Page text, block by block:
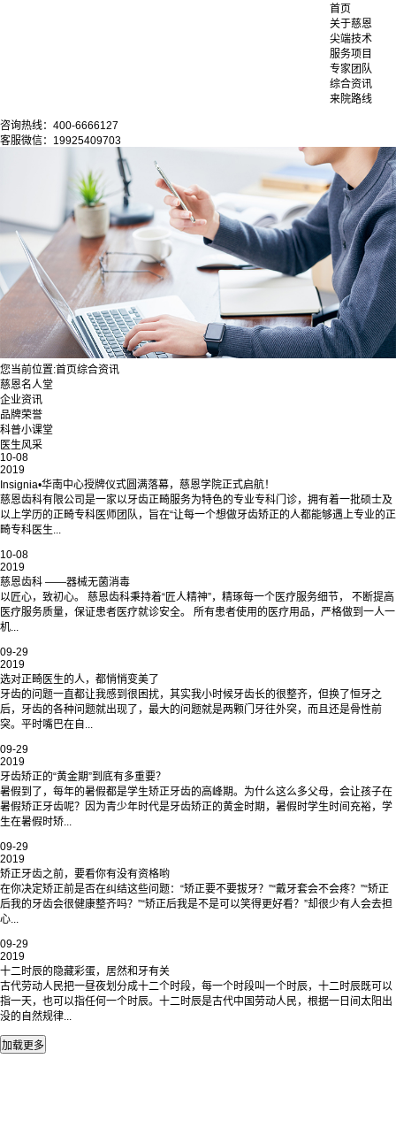
首页
关于慈恩
尖端技术
服务项目
专家团队
综合资讯
来院路线
咨询热线：400-6666127
客服微信：19925409703
您当前位置:首页综合资讯
慈恩名人堂
企业资讯
品牌荣誉
科普小课堂
医生风采
10-08
2019
Insignia•华南中心授牌仪式圆满落幕，慈恩学院正式启航！
慈恩齿科有限公司是一家以牙齿正畸服务为特色的专业专科门诊，拥有着一批硕士及
以上学历的正畸专科医师团队，旨在“让每一个想做牙齿矫正的人都能够遇上专业的正
畸专科医生...
10-08
2019
慈恩齿科 ——器械无菌消毒
以匠心，致初心。 慈恩齿科秉持着“匠人精神”，精琢每一个医疗服务细节， 不断提高
医疗服务质量，保证患者医疗就诊安全。 所有患者使用的医疗用品，严格做到一人一
机...
09-29
2019
选对正畸医生的人，都悄悄变美了
牙齿的问题一直都让我感到很困扰，其实我小时候牙齿长的很整齐，但换了恒牙之
后，牙齿的各种问题就出现了，最大的问题就是两颗门牙往外突，而且还是骨性前
突。平时嘴巴在自...
09-29
2019
牙齿矫正的“黄金期”到底有多重要？
暑假到了，每年的暑假都是学生矫正牙齿的高峰期。为什么这么多父母，会让孩子在
暑假矫正牙齿呢？因为青少年时代是牙齿矫正的黄金时期，暑假时学生时间充裕，学
生在暑假时矫...
09-29
2019
矫正牙齿之前，要看你有没有资格哟
在你决定矫正前是否在纠结这些问题：“矫正要不要拔牙？”“戴牙套会不会疼？”“矫正
后我的牙齿会很健康整齐吗？”“矫正后我是不是可以笑得更好看？”却很少有人会去担
心...
09-29
2019
十二时辰的隐藏彩蛋，居然和牙有关
古代劳动人民把一昼夜划分成十二个时段，每一个时段叫一个时辰，十二时辰既可以
指一天，也可以指任何一个时辰。十二时辰是古代中国劳动人民，根据一日间太阳出
没的自然规律...